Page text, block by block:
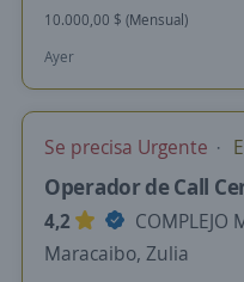
10.000,00 $ (Mensual)
Ayer
Se precisa Urgente
Operador de Call
4,2
COMPLEJO
Maracaibo, Zulia